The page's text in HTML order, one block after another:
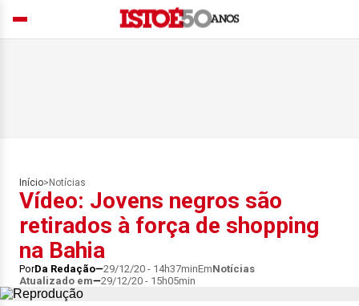
Início> Notícias
Vídeo: Jovens negros são
retirados à força de shopping
na Bahia
PorDa Redação 29/12/20 - 14h37minEmNotícias
Atualizado em
29/12/20 - 15h05min